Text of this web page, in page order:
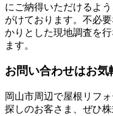
にご納得いただけるよ
がけております。不必
かりとした現地調査を
ます。
お問い合わせはお気
岡山市周辺で屋根リフ
探しのお客さま、ぜひ